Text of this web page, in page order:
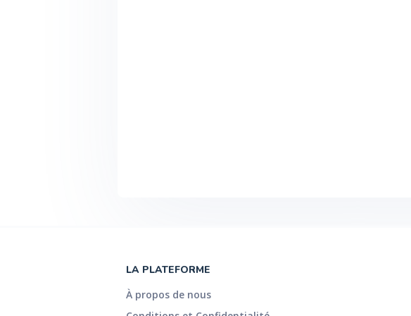
LA PLATEFORME
À propos de nous